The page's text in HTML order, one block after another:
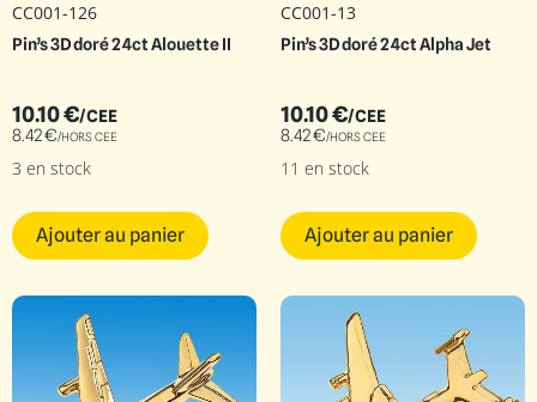
CC001-126
Pin’s 3D doré 24ct Alouette II
10.10€/CEE
8.42€/HORS CEE
3 en stock
Ajouter au panier
CC001-13
Pin’s 3D doré 24ct Alpha Jet
10.10€/CEE
8.42€/HORS CEE
11 en stock
Ajouter au panier